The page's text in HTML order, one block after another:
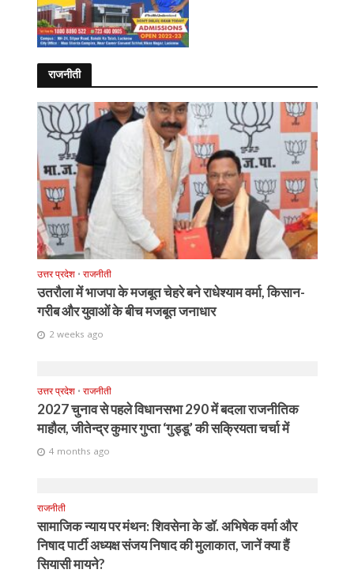
राजनीती
उत्तर प्रदेश • राजनीती
उतरौला में भाजपा के मजबूत चेहरे बने राधेश्याम वर्मा, किसान-
गरीब और युवाओं के बीच मजबूत जनाधार
2 weeks ago
उत्तर प्रदेश • राजनीती
2027 चुनाव से पहले विधानसभा 290 में बदला राजनीतिक
माहौल, जीतेन्द्र कुमार गुप्ता ‘गुड्डू’ की सक्रियता चर्चा में
4 months ago
राजनीती
सामाजिक न्याय पर मंथन: शिवसेना के डॉ. अभिषेक वर्मा और
निषाद पार्टी अध्यक्ष संजय निषाद की मुलाकात, जानें क्या हैं
सियासी मायने?